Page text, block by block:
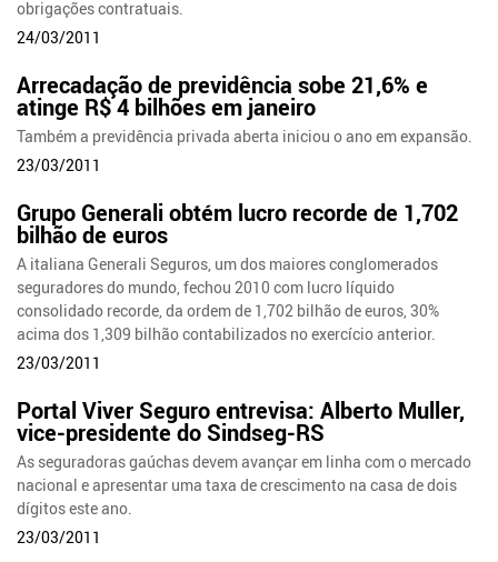
obrigações contratuais.
24/03/2011
Arrecadação de previdência sobe 21,6% e
atinge R$ 4 bilhões em janeiro
Também a previdência privada aberta iniciou o ano em expansão.
23/03/2011
Grupo Generali obtém lucro recorde de 1,702
bilhão de euros
A italiana Generali Seguros, um dos maiores conglomerados
seguradores do mundo, fechou 2010 com lucro líquido
consolidado recorde, da ordem de 1,702 bilhão de euros, 30%
acima dos 1,309 bilhão contabilizados no exercício anterior.
23/03/2011
Portal Viver Seguro entrevisa: Alberto Muller,
vice-presidente do Sindseg-RS
As seguradoras gaúchas devem avançar em linha com o mercado
nacional e apresentar uma taxa de crescimento na casa de dois
dígitos este ano.
23/03/2011